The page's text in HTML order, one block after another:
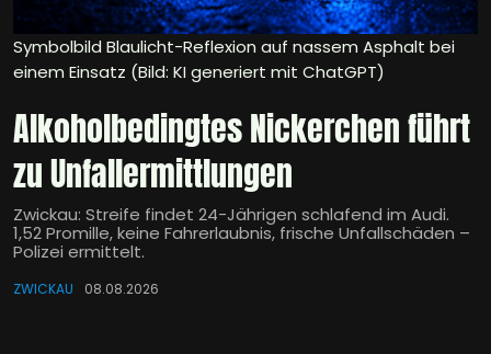
Symbolbild Blaulicht-Reflexion auf nassem Asphalt bei
einem Einsatz (Bild: KI generiert mit ChatGPT)
Alkoholbedingtes Nickerchen führt
zu Unfallermittlungen
Zwickau: Streife findet 24-Jährigen schlafend im Audi.
1,52 Promille, keine Fahrerlaubnis, frische Unfallschäden –
Polizei ermittelt.
ZWICKAU 08.08.2026